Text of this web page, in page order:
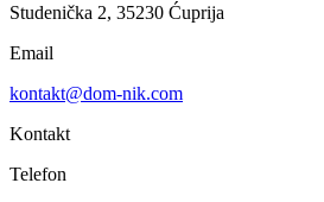
Studenička 2, 35230 Ćuprija
Email
kontakt@dom-nik.com
Kontakt
Telefon